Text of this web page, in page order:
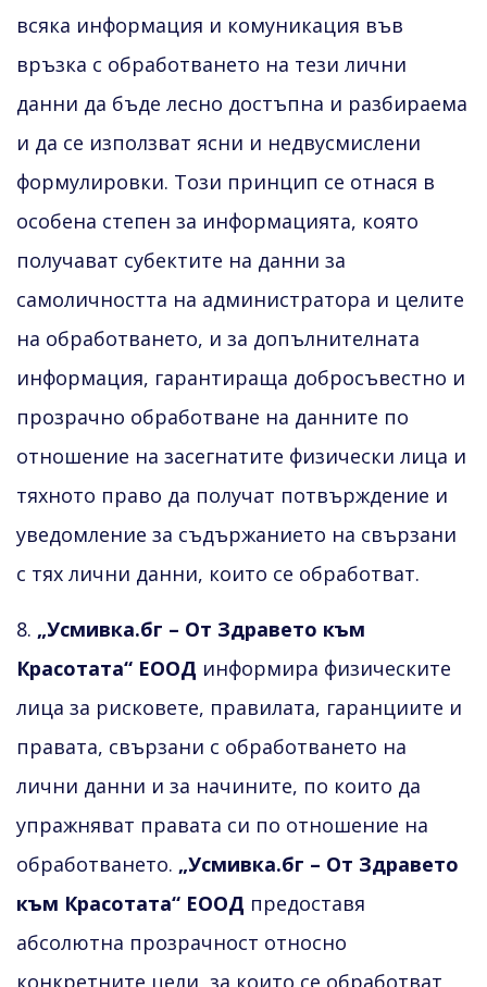
всяка информация и комуникация във
връзка с обработването на тези лични
данни да бъде лесно достъпна и разбираема
и да се използват ясни и недвусмислени
формулировки. Този принцип се отнася в
особена степен за информацията, която
получават субектите на данни за
самоличността на администратора и целите
на обработването, и за допълнителната
информация, гарантираща добросъвестно и
прозрачно обработване на данните по
отношение на засегнатите физически лица и
тяхното право да получат потвърждение и
уведомление за съдържанието на свързани
с тях лични данни, които се обработват.
8. „Усмивка.бг – От Здравето към
Красотата“ ЕООД информира физическите
лица за рисковете, правилата, гаранциите и
правата, свързани с обработването на
лични данни и за начините, по които да
упражняват правата си по отношение на
обработването. „Усмивка.бг – От Здравето
към Красотата“ ЕООД предоставя
абсолютна прозрачност относно
конкретните цели, за които се обработват